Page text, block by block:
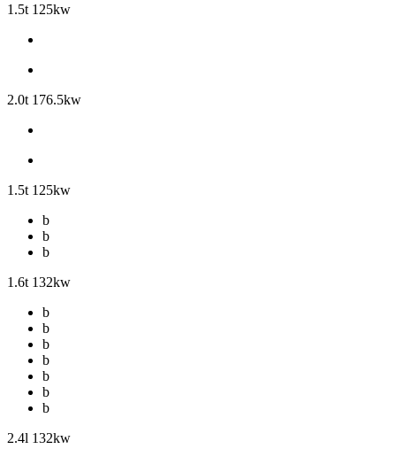
1.5t 125kw
2.0t 176.5kw
1.5t 125kw
b
b
b
1.6t 132kw
b
b
b
b
b
b
b
2.4l 132kw